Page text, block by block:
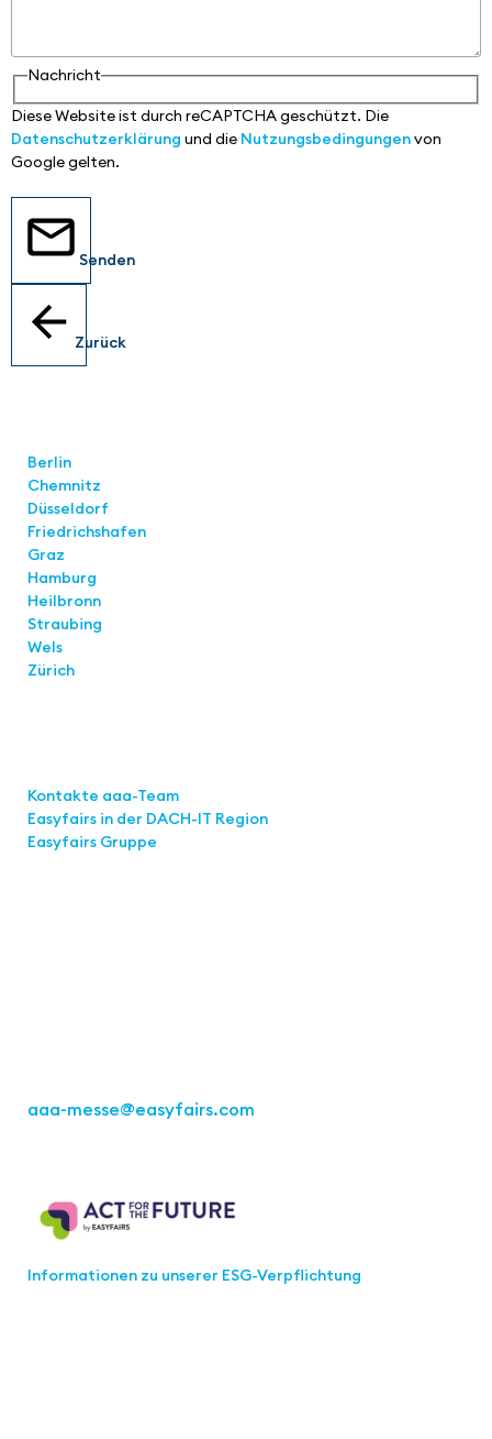
Nachricht
Diese Website ist durch reCAPTCHA geschützt. Die
Datenschutzerklärung und die Nutzungsbedingungenvon
Google gelten.
Senden
Zurück
Berlin
Chemnitz
Düsseldorf
Friedrichshafen
Graz
Hamburg
Heilbronn
Straubing
Wels
Zürich
Kontakte aaa-Team
Easyfairs in der DACH-IT Region
Easyfairs Gruppe
aaa-messe@easyfairs.com
Informationen zu unserer ESG-Verpflichtung